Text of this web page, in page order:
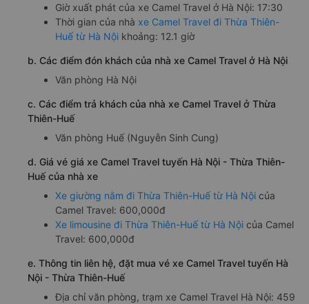
Giờ xuất phát của xe Camel Travel ở Hà Nội: 17:30
Thời gian của nhà xe Camel Travel đi Thừa Thiên-
Huế từ Hà Nội khoảng: 12.1 giờ
b. Các điểm đón khách của nhà xe Camel Travel ở Hà Nội
Văn phòng Hà Nội
c. Các điểm trả khách của nhà xe Camel Travel ở Thừa
Thiên-Huế
Văn phòng Huế (Nguyễn Sinh Cung)
d. Giá vé giá xe Camel Travel tuyến Hà Nội - Thừa Thiên-
Huế của nhà xe
Xe giường nằm đi Thừa Thiên-Huế từ Hà Nội của
Camel Travel: 600,000đ
Xe limousine đi Thừa Thiên-Huế từ Hà Nội của Camel
Travel: 600,000đ
e. Thông tin liên hệ, đặt mua vé xe Camel Travel tuyến Hà
Nội - Thừa Thiên-Huế
Địa chỉ văn phòng, trạm xe Camel Travel Hà Nội: 459